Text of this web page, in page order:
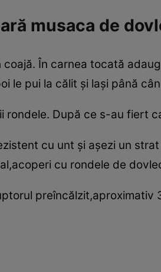
musaca de
În carnea tocată
le pui la călit şi laşi până
rondele. După ce s-au fiert
cu unt şi aşezi un
cu rondele de